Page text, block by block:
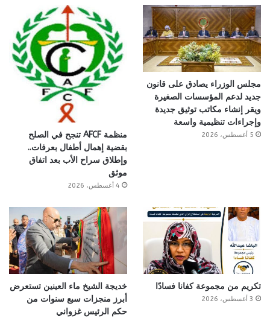
مجلس الوزراء يصادق على قانون
جديد لدعم المؤسسات الصغيرة
ويقر إنشاء مكاتب توثيق جديدة
وإجراءات تنظيمية واسعة
5 أغسطس، 2026
منظمة AFCF تنجح في الصلح
بقضية إهمال أطفال بعرفات..
وإطلاق سراح الأب بعد اتفاق
موثق
4 أغسطس، 2026
تكريم من مجموعة كفانا فسادًا
3 أغسطس، 2026
خديجة الشيخ ماء العينين تستعرض
أبرز منجزات سبع سنوات من
حكم الرئيس غزواني